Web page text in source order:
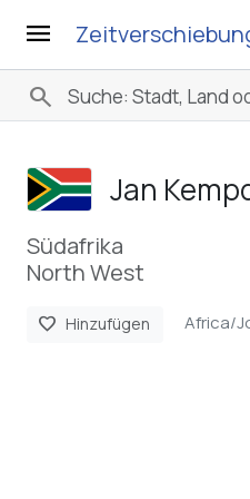
menu
search
Jan
Südafrika
North West
favorite Hinzufügen Africa/